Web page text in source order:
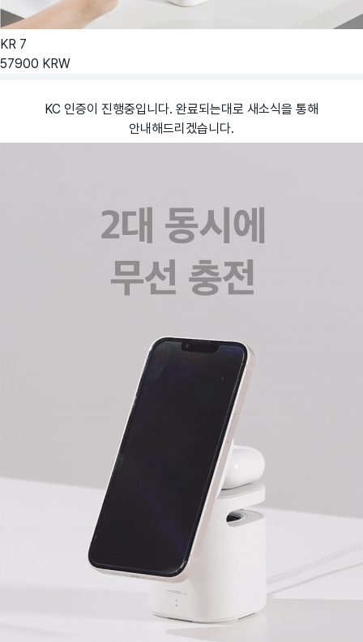
KR 7
57900 KRW
KC 인증이 진행중입니다. 완료되는대로 새소식을 통해
안내해드리겠습니다.